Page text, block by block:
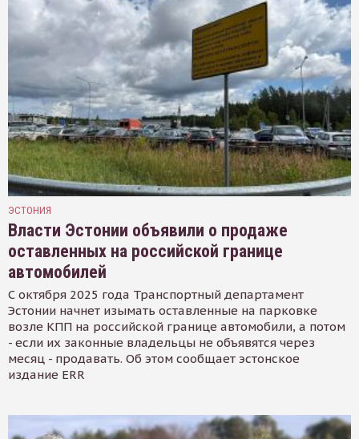
ЭСТОНИЯ
Власти Эстонии объявили о продаже
оставленных на российской границе
автомобилей
С октября 2025 года Транспортный департамент
Эстонии начнет изымать оставленные на парковке
возле КПП на российской границе автомобили, а потом
- если их законные владельцы не объявятся через
месяц - продавать. Об этом сообщает эстонское
издание ERR